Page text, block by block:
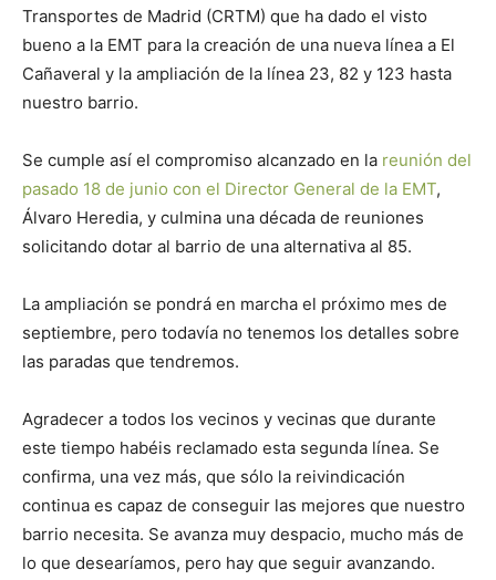
Transportes de Madrid (CRTM) que ha dado el visto
bueno a la EMT para la creación de una nueva línea a El
Cañaveral y la ampliación de la línea 23, 82 y 123 hasta
nuestro barrio.
Se cumple así el compromiso alcanzado en la reunión del
pasado 18 de junio con el Director General de la EMT,
Álvaro Heredia, y culmina una década de reuniones
solicitando dotar al barrio de una alternativa al 85.
La ampliación se pondrá en marcha el próximo mes de
septiembre, pero todavía no tenemos los detalles sobre
las paradas que tendremos.
Agradecer a todos los vecinos y vecinas que durante
este tiempo habéis reclamado esta segunda línea. Se
confirma, una vez más, que sólo la reivindicación
continua es capaz de conseguir las mejores que nuestro
barrio necesita. Se avanza muy despacio, mucho más de
lo que desearíamos, pero hay que seguir avanzando.